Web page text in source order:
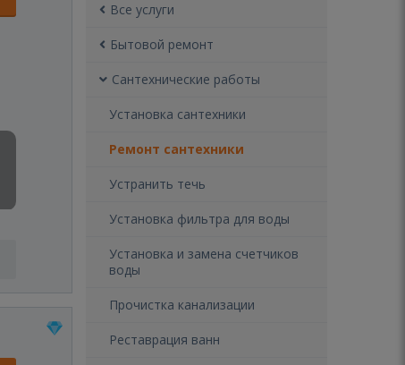
Все услуги
Бытовой ремонт
Сантехнические работы
Установка сантехники
Ремонт сантехники
Устранить течь
Установка фильтра для воды
Установка и замена счетчиков
воды
Прочистка канализации
Реставрация ванн